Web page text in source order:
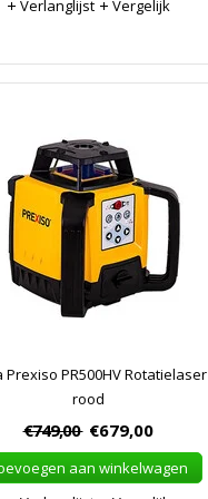
Verlanglijst
Vergelijk
Prexiso PR500HV Rotatielaser
rood
€749,00 €679,00
aan winkelwagen